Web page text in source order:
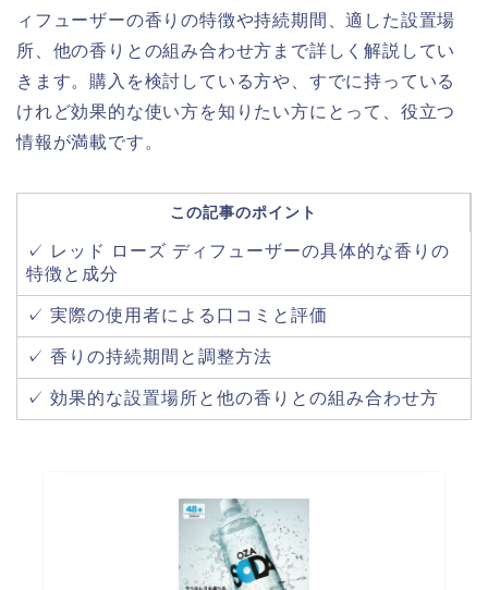
ィフューザーの香りの特徴や持続期間、適した設置場
所、他の香りとの組み合わせ方まで詳しく解説してい
きます。購入を検討している方や、すでに持っている
けれど効果的な使い方を知りたい方にとって、役立つ
情報が満載です。
この記事のポイント
✓ レッド ローズ ディフューザーの具体的な香りの
特徴と成分
✓ 実際の使用者による口コミと評価
✓ 香りの持続期間と調整方法
✓ 効果的な設置場所と他の香りとの組み合わせ方